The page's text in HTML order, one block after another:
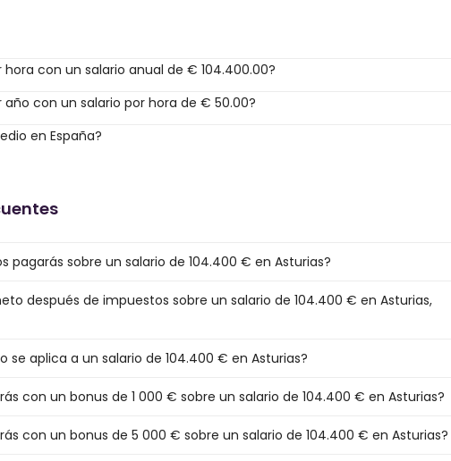
con un salario anual de € 104.400.00?
con un salario por hora de € 50.00?
en España?
pagarás sobre un salario de 104.400 € en Asturias?
después de impuestos sobre un salario de 104.400 € en Asturias,
se aplica a un salario de 104.400 € en Asturias?
con un bonus de 1 000 € sobre un salario de 104.400 € en Asturias?
con un bonus de 5 000 € sobre un salario de 104.400 € en Asturias?